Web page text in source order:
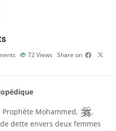
72Views Share on
Prophète Mohammed,
,
dette envers deux femmes